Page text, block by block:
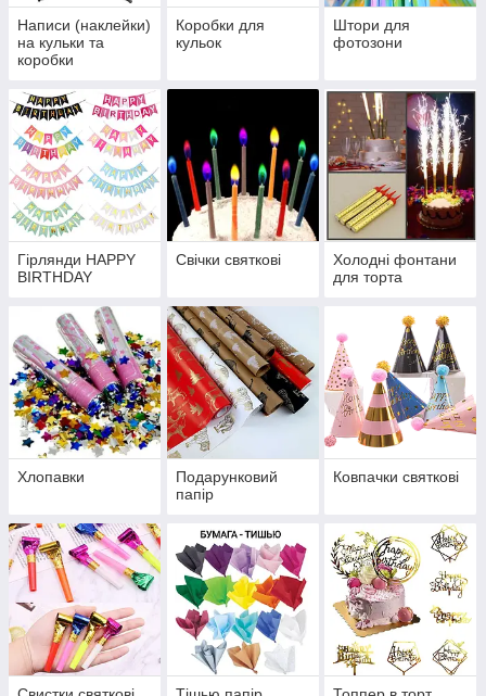
Написи (наклейки)
на кульки та
коробки
Коробки для
кульок
Штори для
фотозони
Гірлянди HAPPY
BIRTHDAY
Свічки святкові
Холодні фонтани
для торта
Хлопавки
Подарунковий
папір
Ковпачки святкові